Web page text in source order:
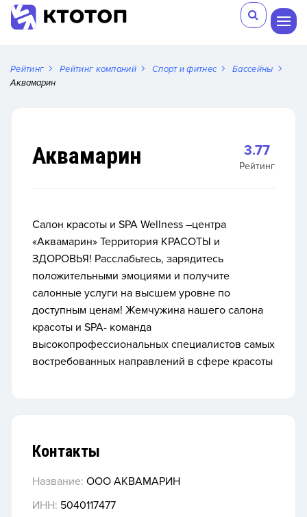
Рейтинг Рейтинг компаний Спорт и фитнес
Бассейны
Аквамарин
Аквамарин 3.77
Рейтинг
Салон красоты и SPA Wellness –центра
«Аквамарин» Территория КРАСОТЫ и
ЗДОРОВЬЯ! Расслабьтесь, зарядитесь
положительными эмоциями и получите
салонные услуги на высшем уровне по
доступным ценам! Жемчужина нашего салона
красоты и SPA- команда
высокопрофессиональных специалистов самых
востребованных направлений в сфере красоты
Контакты
Название: ООО АКВАМАРИН
ИНН: 5040117477